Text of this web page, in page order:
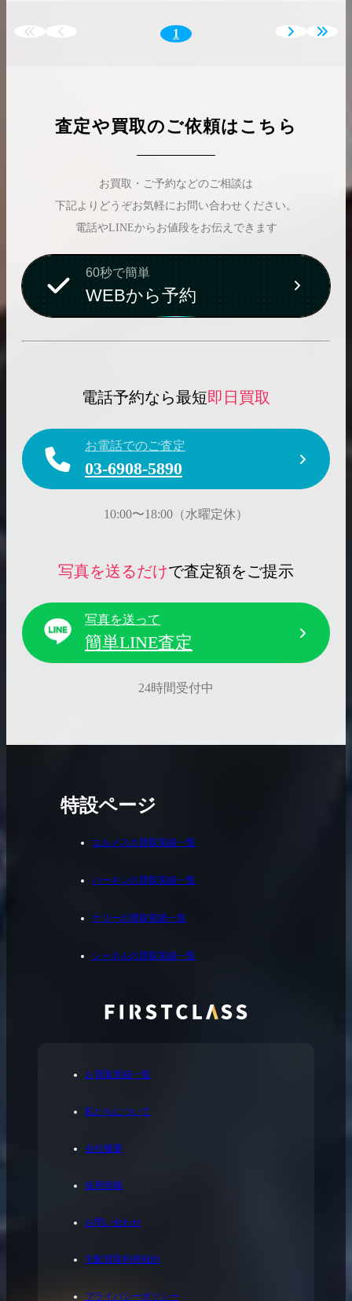
1
査定や買取のご依頼はこちら
お買取・ご予約などのご相談は
下記よりどうぞお気軽にお問い合わせください。
電話やLINEからお値段をお伝えできます
60秒で簡単
WEBから予約
電話予約なら最短即日買取
お電話でのご査定
03-6908-5890
10:00〜18:00（水曜定休）
写真を送るだけで査定額をご提示
写真を送って
簡単LINE査定
24時間受付中
お買取実績一覧
私たちについて
会社概要
採用情報
お問い合わせ
宅配買取利用規約
プライバシーポリシー
特設ページ
エルメスの買取実績一覧
バーキンの買取実績一覧
ケリーの買取実績一覧
シャネルの買取実績一覧